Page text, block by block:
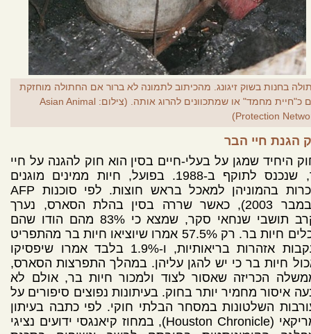
בחנות בשוק זיגונג. מהכיתוב לתמונה לא ברור אם החתולה מוחזקת
שם כ"חיית מחמד" או שמתכוונים להרוג אותה. (צילום: Asian Animal
Protection
הגנת חיי הבר
היחיד שמגן על בעלי-חיים בסין הוא חוק להגנה על חיי
בר, שנכנס לתוקף ב-1988. בפועל, חיות ממינים מוגנים
נמכרות בהמוניהן למאכל בראש חוצות. לפי סוכנות AFP
(נובמבר 2003), כאשר שררה בסין בהלת הסארס, נערך
בקרב תושבי שנחאי סקר, שמצא כי 83% מהם הודו שהם
אוכלים חיות בר. רק 57.5% אמרו שיוציאו חיות בר מהתפריט
בעקבות אזהרות בריאותיות, ו-1.9% בלבד אמרו שיפסיקו
חיות בר כי יש להגן עליהן. במהלך התפרצות הסארס,
הכריזה שאסור לצוד ולמכור חיות בר, אולם לא
איסור מחמיר יותר בחוק. בעיתונות נפוצים סיפורים על
השלטונות במסחר הבלתי חוקי. לפי כתבה בעיתון
אמריקאי (Houston Chronicle), במחוז קיאנגסי ידועים נציגי